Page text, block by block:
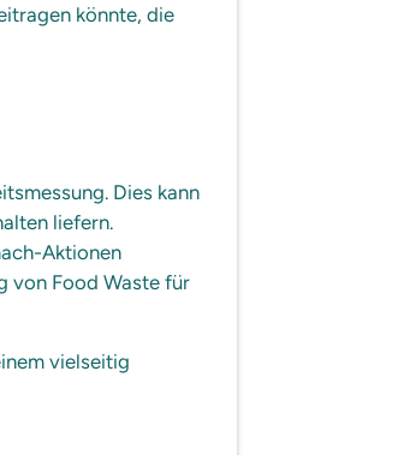
könnte, die
Dies kann
liefern.
Aktionen
von Food Waste für
vielseitig